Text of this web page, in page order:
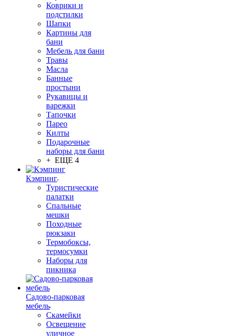
Коврики и
подстилки
Шапки
Картины для
бани
Мебель для бани
Травы
Масла
Банные
простыни
Рукавицы и
варежки
Тапочки
Парео
Килты
Подарочные
наборы для бани
+ ЕЩЕ 4
Кэмпинг
Туристические
палатки
Спальные
мешки
Походные
рюкзаки
Термобоксы,
термосумки
Наборы для
пикника
Садово-парковая
мебель
Скамейки
Освещение
уличное